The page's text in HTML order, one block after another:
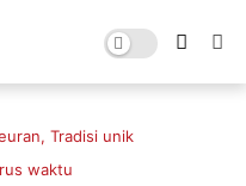
Tradisi unik
waktu